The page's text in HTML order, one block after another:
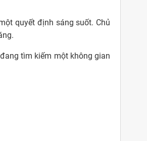
quyết định sáng suốt. Chủ
tìm kiếm một không gian